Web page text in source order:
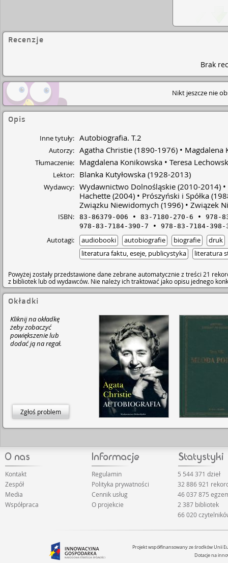
Recenzje
Brak
Nikt jeszcze nie
Opis
Inne tytuły: Autobiografia. T.2
Autorzy: Agatha Christie (1890-1976) Magdalena
Tłumaczenie: Magdalena Konikowska Teresa
Lektor: Blanka Kutyłowska (1928-2013)
Wydawcy: Wydawnictwo Dolnośląskie (2010-2014)
Hachette (2004) Prószyński i Spółka
Związku Niewidomych (1996) Związek
ISBN: 83-86379-006 83-7180-270-6
978-
978-83-7184-390-7
978-83-7184-398-
Autotagi: audiobooki autobiografie biografie
druk
literatura faktu, eseje, publicystyka
literatura
Powyżej zostały przedstawione dane zebrane automatycznie z treści 21
z bibliotek lub od wydawców. Nie należy ich traktować jako opisu jednego
Okładki
Kliknij na okładkę
żeby zobaczyć
powiększenie lub
dodać ją na regał.
Zgłoś problem
Kontakt
Zespół
Media
Współpraca
Regulamin
Polityka prywatności
Cennik usług
O projekcie
5 544 371 dzieł
32 886 921
46 037 875
2 387 bibliotek
66 020
Projekt współfinansowany ze środków Unii
Dotacje na